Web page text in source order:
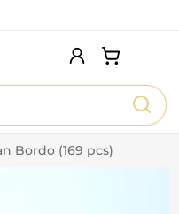
Bordo (169 pcs)